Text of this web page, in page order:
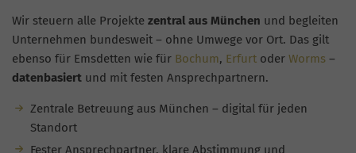
Wir steuern alle Projekte zentral aus München und begleiten
Unternehmen bundesweit – ohne Umwege vor Ort. Das gilt
ebenso für Emsdetten wie für Bochum, Erfurt oder Worms –
datenbasiert und mit festen Ansprechpartnern.
Zentrale Betreuung aus München – digital für jeden
Standort
Fester Ansprechpartner, klare Abstimmung und